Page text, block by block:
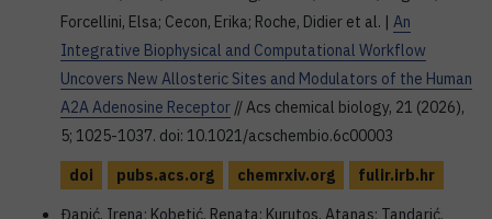
Forcellini, Elsa; Cecon, Erika; Roche, Didier et al. | An
Integrative Biophysical and Computational Workflow
Uncovers New Allosteric Sites and Modulators of the Human
A2A Adenosine Receptor // Acs chemical biology, 21 (2026),
5; 1025-1037. doi: 10.1021/acschembio.6c00003
doi
pubs.acs.org chemrxiv.org
fulir.irb.hr
Đapić, Irena; Kobetić, Renata; Kurutos, Atanas; Tandarić,